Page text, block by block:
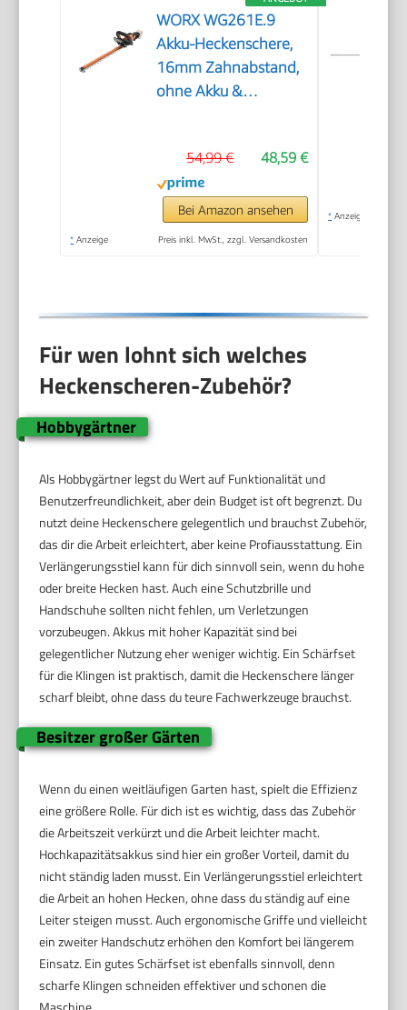
WORX WG261E.9
Akku-Heckenschere,
16mm Zahnabstand,
ohne Akku &
48,59 €
54,99 €
Bei Amazon ansehen
* Anzeige Preis inkl. MwSt., zzgl. Versandkosten
* Anzeige
Für wen lohnt sich welches
Heckenscheren-Zubehör?
Hobbygärtner
Als Hobbygärtner legst du Wert auf Funktionalität und
Benutzerfreundlichkeit, aber dein Budget ist oft begrenzt. Du
nutzt deine Heckenschere gelegentlich und brauchst Zubehör,
das dir die Arbeit erleichtert, aber keine Profiausstattung. Ein
Verlängerungsstiel kann für dich sinnvoll sein, wenn du hohe
oder breite Hecken hast. Auch eine Schutzbrille und
Handschuhe sollten nicht fehlen, um Verletzungen
vorzubeugen. Akkus mit hoher Kapazität sind bei
gelegentlicher Nutzung eher weniger wichtig. Ein Schärfset
für die Klingen ist praktisch, damit die Heckenschere länger
scharf bleibt, ohne dass du teure Fachwerkzeuge brauchst.
Besitzer großer Gärten
Wenn du einen weitläufigen Garten hast, spielt die Effizienz
eine größere Rolle. Für dich ist es wichtig, dass das Zubehör
die Arbeitszeit verkürzt und die Arbeit leichter macht.
Hochkapazitätsakkus sind hier ein großer Vorteil, damit du
nicht ständig laden musst. Ein Verlängerungsstiel erleichtert
die Arbeit an hohen Hecken, ohne dass du ständig auf eine
Leiter steigen musst. Auch ergonomische Griffe und vielleicht
ein zweiter Handschutz erhöhen den Komfort bei längerem
Einsatz. Ein gutes Schärfset ist ebenfalls sinnvoll, denn
scharfe Klingen schneiden effektiver und schonen die